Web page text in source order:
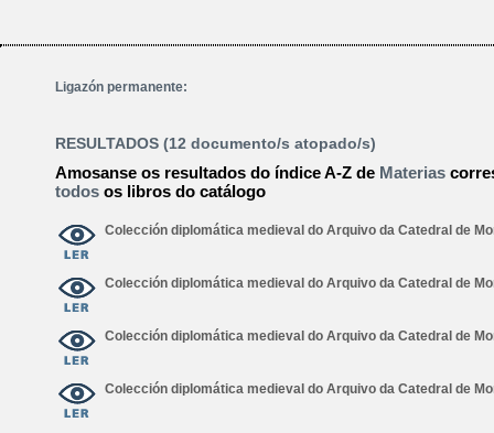
Ligazón permanente:
RESULTADOS (12 documento/s atopado/s)
Amosanse os resultados do índice A-Z de Materias
todos os libros do catálogo
Colección diplomática medieval do Arquivo da Catedral de
Colección diplomática medieval do Arquivo da Catedral de
Colección diplomática medieval do Arquivo da Catedral de
Colección diplomática medieval do Arquivo da Catedral de